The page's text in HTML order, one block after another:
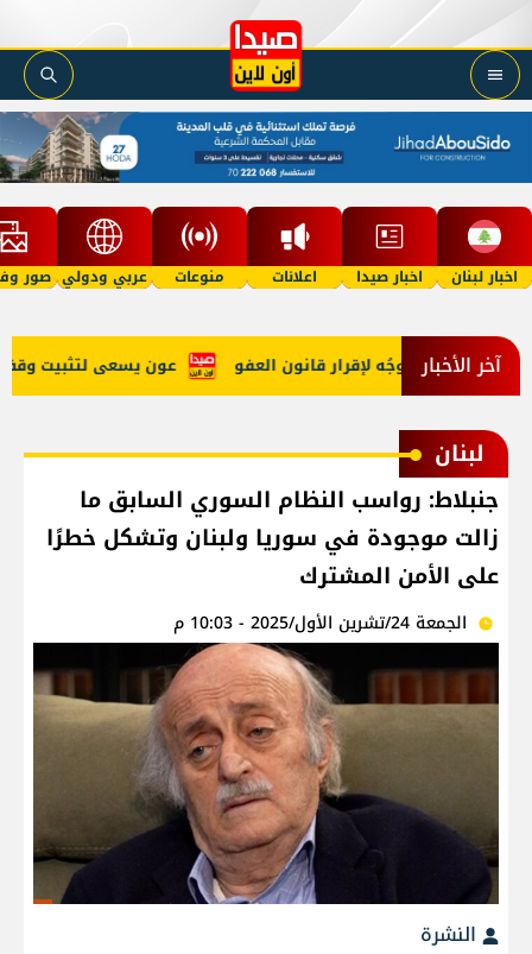
اخبار لبنان اخبار صيدا اعلانات منوعات عربي ودولي صور
آخر الأخبار عون يسعى لتثبيت وقف الحرب وتوجُه لإقرار قانون العفو
لبنان
جنبلاط: رواسب النظام السوري السابق ما
زالت موجودة في سوريا ولبنان وتشكل خطرًا
على الأمن المشترك
الجمعة 24/تشرين الأول/2025 - 10:03 م
النشرة